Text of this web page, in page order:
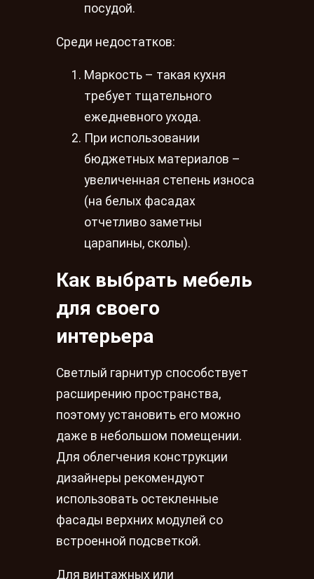
посудой.
Среди недостатков:
Маркость – такая кухня
требует тщательного
ежедневного ухода.
При использовании
бюджетных материалов –
увеличенная степень износа
(на белых фасадах
отчетливо заметны
царапины, сколы).
Как выбрать мебель
для своего
интерьера
Светлый гарнитур способствует
расширению пространства,
поэтому установить его можно
даже в небольшом помещении.
Для облегчения конструкции
дизайнеры рекомендуют
использовать остекленные
фасады верхних модулей со
встроенной подсветкой.
Для винтажных или